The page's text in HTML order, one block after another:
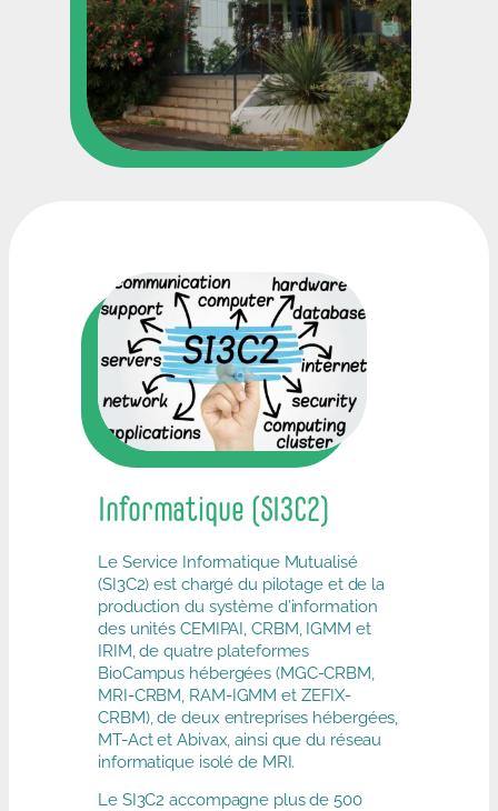
Informatique (SI3C2)
Le Service Informatique Mutualisé
(SI3C2) est chargé du pilotage et de la
production du système d’information
des unités CEMIPAI, CRBM, IGMM et
IRIM, de quatre plateformes
BioCampus hébergées (MGC-CRBM,
MRI-CRBM, RAM-IGMM et ZEFIX-
CRBM), de deux entreprises hébergées,
MT-Act et Abivax, ainsi que du réseau
informatique isolé de MRI.
Le SI3C2 accompagne plus de 500